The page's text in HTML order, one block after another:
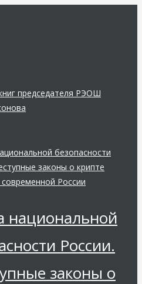
председателя РЭОШ
России
национальной
России.
законы о